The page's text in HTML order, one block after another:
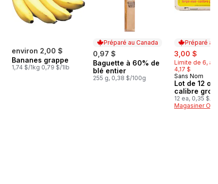
environ 2,00 $
Bananes grappe
1,74 $/1kg 0,79 $/1lb
Préparé au Canada
0,97 $
Préparé au Canada
Baguette à 60% de
blé entier
255 g, 0,38 $/100g
Préparé au
sale:
3,00 $
Limite de 6,
4,17 $
Préparé au
Sans Nom
Lot de 12
calibre gros
12 ea, 0,35 $/
Magasiner